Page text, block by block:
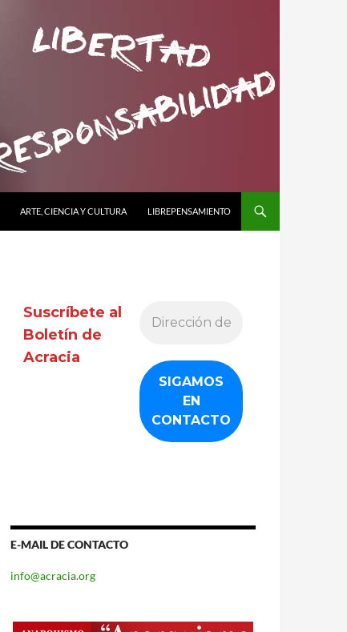
ARTE, CIENCIA Y CULTURA LIBREPENSAMIENTO
Suscríbete al
Boletín de
Acracia
E-MAIL DE CONTACTO
info@acracia.org